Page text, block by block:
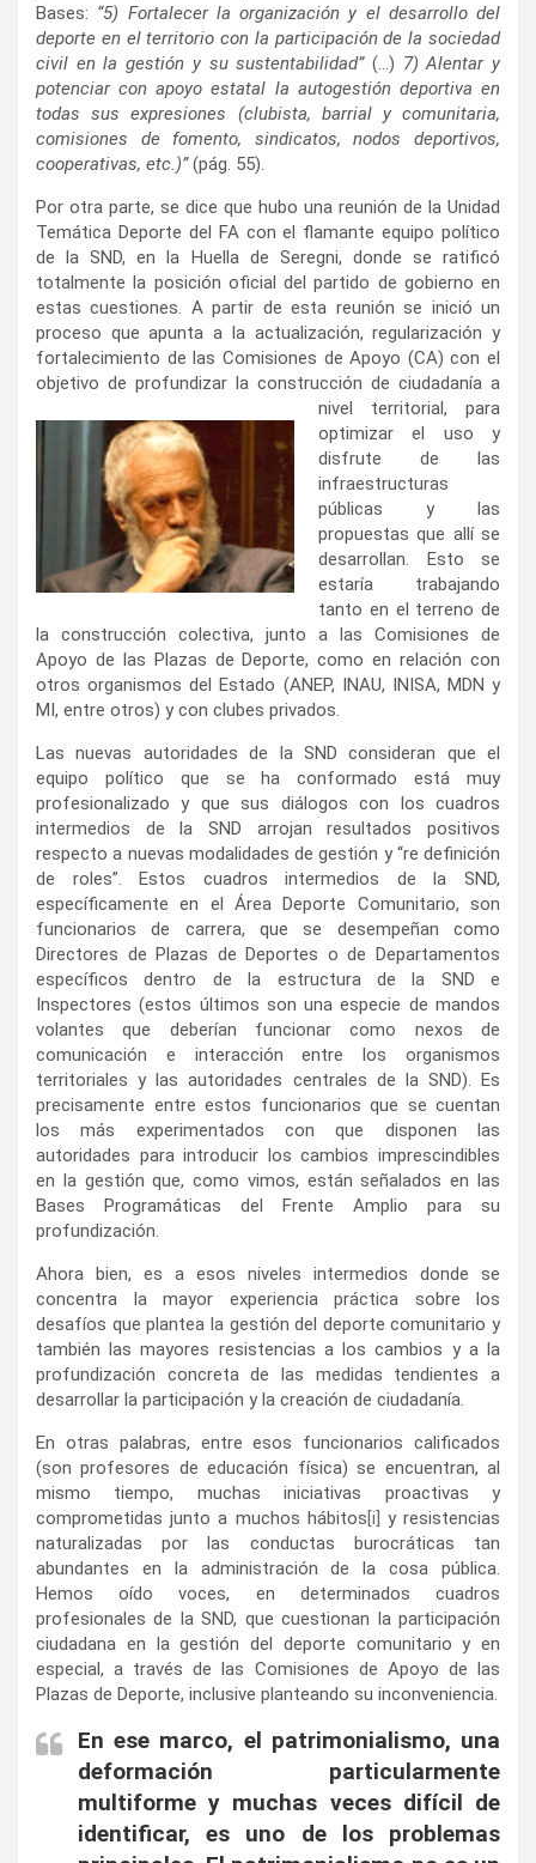
Bases: “5) Fortalecer la organización y el desarrollo del
deporte en el territorio con la participación de la sociedad
civil en la gestión y su sustentabilidad”(…) 7) Alentar y
potenciar con apoyo estatal la autogestión deportiva en
todas sus expresiones (clubista, barrial y comunitaria,
comisiones de fomento, sindicatos, nodos deportivos,
cooperativas, etc.)”(pág. 55).
Por otra parte, se dice que hubo una reunión de la Unidad
Temática Deporte del FA con el flamante equipo político
de la SND, en la Huella de Seregni, donde se ratificó
totalmente la posición oficial del partido de gobierno en
estas cuestiones. A partir de esta reunión se inició un
proceso que apunta a la actualización, regularización y
fortalecimiento de las Comisiones de Apoyo (CA) con el
objetivo de profundizar la construcción de ciudadanía a
nivel territorial, para
optimizar el uso y
disfrute de las
infraestructuras
públicas y las
propuestas que allí se
desarrollan. Esto se
estaría trabajando
tanto en el terreno de
la construcción colectiva, junto a las Comisiones de
Apoyo de las Plazas de Deporte, como en relación con
otros organismos del Estado (ANEP, INAU, INISA, MDN y
MI, entre otros) y con clubes privados.
Las nuevas autoridades de la SND consideran que el
equipo político que se ha conformado está muy
profesionalizado y que sus diálogos con los cuadros
intermedios de la SND arrojan resultados positivos
respecto a nuevas modalidades de gestión y “re definición
de roles”. Estos cuadros intermedios de la SND,
específicamente en el Área Deporte Comunitario, son
funcionarios de carrera, que se desempeñan como
Directores de Plazas de Deportes o de Departamentos
específicos dentro de la estructura de la SND e
Inspectores (estos últimos son una especie de mandos
volantes que deberían funcionar como nexos de
comunicación e interacción entre los organismos
territoriales y las autoridades centrales de la SND). Es
precisamente entre estos funcionarios que se cuentan
los más experimentados con que disponen las
autoridades para introducir los cambios imprescindibles
en la gestión que, como vimos, están señalados en las
Bases Programáticas del Frente Amplio para su
profundización.
Ahora bien, es a esos niveles intermedios donde se
concentra la mayor experiencia práctica sobre los
desafíos que plantea la gestión del deporte comunitario y
también las mayores resistencias a los cambios y a la
profundización concreta de las medidas tendientes a
desarrollar la participación y la creación de ciudadanía.
En otras palabras, entre esos funcionarios calificados
(son profesores de educación física) se encuentran, al
mismo tiempo, muchas iniciativas proactivas y
comprometidas junto a muchos hábitos[i] y resistencias
naturalizadas por las conductas burocráticas tan
abundantes en la administración de la cosa pública.
Hemos oído voces, en determinados cuadros
profesionales de la SND, que cuestionan la participación
ciudadana en la gestión del deporte comunitario y en
especial, a través de las Comisiones de Apoyo de las
Plazas de Deporte, inclusive planteando su inconveniencia.
En ese marco, el patrimonialismo, una
deformación particularmente
multiforme y muchas veces difícil de
identificar, es uno de los problemas